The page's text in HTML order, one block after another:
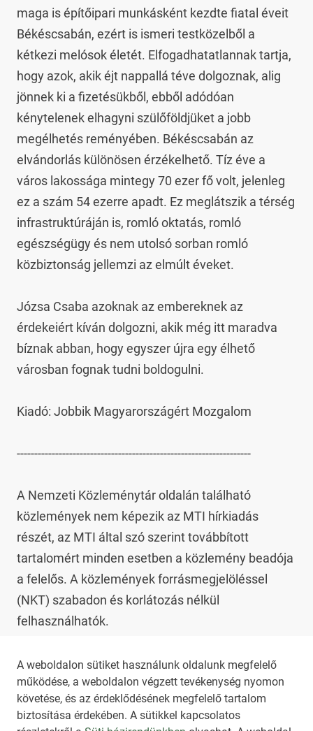
A weboldalon sütiket használunk oldalunk megfelelő
működése, a weboldalon végzett tevékenység nyomon
követése, és az érdeklődésének megfelelő tartalom
biztosítása érdekében. A sütikkel kapcsolatos
maga is építőipari munkásként kezdte fiatal éveit
Békéscsabán, ezért is ismeri testközelből a
kétkezi melósok életét. Elfogadhatatlannak tartja,
hogy azok, akik éjt nappallá téve dolgoznak, alig
jönnek ki a fizetésükből, ebből adódóan
kénytelenek elhagyni szülőföldjüket a jobb
megélhetés reményében. Békéscsabán az
elvándorlás különösen érzékelhető. Tíz éve a
város lakossága mintegy 70 ezer fő volt, jelenleg
ez a szám 54 ezerre apadt. Ez meglátszik a térség
infrastruktúráján is, romló oktatás, romló
egészségügy és nem utolsó sorban romló
közbiztonság jellemzi az elmúlt éveket.
Józsa Csaba azoknak az embereknek az
érdekeiért kíván dolgozni, akik még itt maradva
bíznak abban, hogy egyszer újra egy élhető
városban fognak tudni boldogulni.
Kiadó: Jobbik Magyarországért Mozgalom
-------------------------------------------------------------------
A Nemzeti Közleménytár oldalán található
közlemények nem képezik az MTI hírkiadás
részét, az MTI által szó szerint továbbított
tartalomért minden esetben a közlemény beadója
a felelős. A közlemények forrásmegjelöléssel
(NKT) szabadon és korlátozás nélkül
felhasználhatók.
Az NKT szolgáltatással kapcsolatban további
információt az nkt@dunamsz.hu elektronikus
levelező címen kaphat.